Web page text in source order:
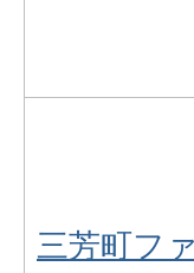
三芳町フ